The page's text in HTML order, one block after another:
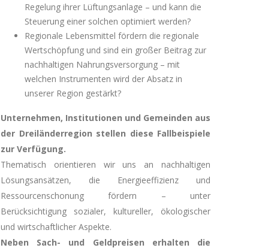
Regelung ihrer Lüftungsanlage – und kann die
Steuerung einer solchen optimiert werden?
Regionale Lebensmittel fördern die regionale
Wertschöpfung und sind ein großer Beitrag zur
nachhaltigen Nahrungsversorgung – mit
welchen Instrumenten wird der Absatz in
unserer Region gestärkt?
Unternehmen, Institutionen und Gemeinden aus
der Dreiländerregion stellen diese Fallbeispiele
zur Verfügung.
Thematisch orientieren wir uns an nachhaltigen
Lösungsansätzen, die Energieeffizienz und
Ressourcenschonung fördern – unter
Berücksichtigung sozialer, kultureller, ökologischer
und wirtschaftlicher Aspekte.
Neben Sach- und Geldpreisen erhalten die